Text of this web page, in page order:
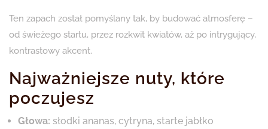
Ten zapach został pomyślany tak, by budować atmosferę –
od świeżego startu, przez rozkwit kwiatów, aż po intrygujący,
kontrastowy akcent.
Najważniejsze nuty, które
poczujesz
Głowa: słodki ananas, cytryna, starte jabłko